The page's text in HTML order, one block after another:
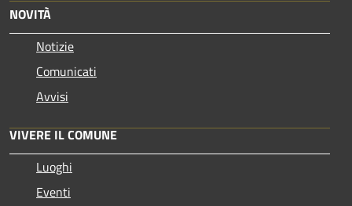
NOVITÀ
Notizie
Comunicati
Avvisi
VIVERE IL COMUNE
Luoghi
Eventi